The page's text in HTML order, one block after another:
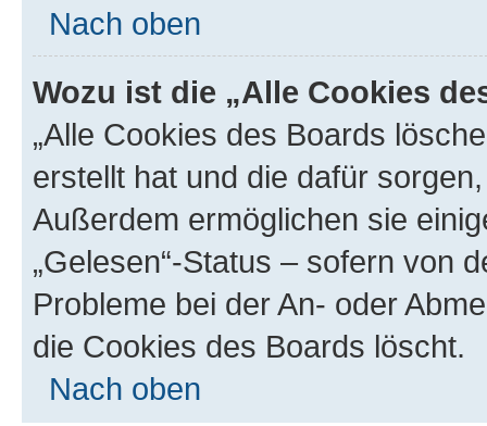
Nach oben
Wozu ist die „Alle Cookies
„Alle Cookies des Boards
erstellt hat und die dafür
Außerdem ermöglichen sie
„Gelesen“-Status – sofern von
Probleme bei der An- oder
die Cookies des Boards löscht.
Nach oben